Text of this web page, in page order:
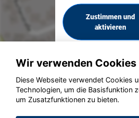
Zustimmen und
aktivieren
© konjunkturmotor.de GmbH
Wir verwenden Cookies
Diese Webseite verwendet Cookies
Technologien, um die Basisfunktion
um Zusatzfunktionen zu bieten.